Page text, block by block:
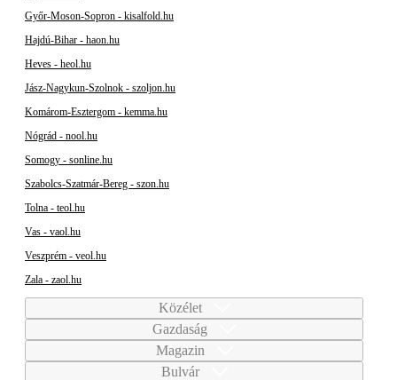
Győr-Moson-Sopron - kisalfold.hu
Hajdú-Bihar - haon.hu
Heves - heol.hu
Jász-Nagykun-Szolnok - szoljon.hu
Komárom-Esztergom - kemma.hu
Nógrád - nool.hu
Somogy - sonline.hu
Szabolcs-Szatmár-Bereg - szon.hu
Tolna - teol.hu
Vas - vaol.hu
Veszprém - veol.hu
Zala - zaol.hu
Közélet
Gazdaság
Magazin
Bulvár